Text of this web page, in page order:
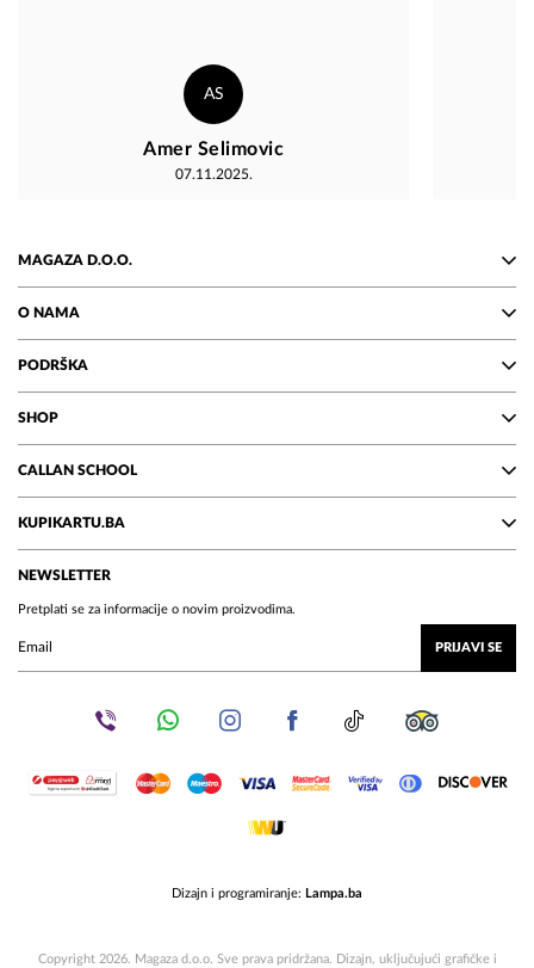
AS
Amer Selimovic
07.11.2025.
MAGAZA D.O.O.
O NAMA
PODRŠKA
SHOP
CALLAN SCHOOL
KUPIKARTU.BA
NEWSLETTER
Pretplati se za informacije o novim proizvodima.
PRIJAVI SE
Dizajn i programiranje: Lampa.ba
Copyright 2026. Magaza d.o.o. Sve prava pridržana. Dizajn, uključujući grafičke i